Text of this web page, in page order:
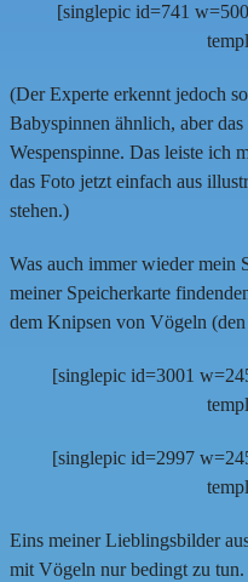
[singlepic id=741
(Der Experte erkennt jedoch
Babyspinnen ähnlich, aber
Wespenspinne. Das leiste ich
das Foto jetzt einfach aus
stehen.)
Was auch immer wieder mein
meiner Speicherkarte
dem Knipsen von Vögeln
[singlepic id=3001
[singlepic id=2997
Eins meiner Lieblingsbilder
mit Vögeln nur bedingt zu tun.